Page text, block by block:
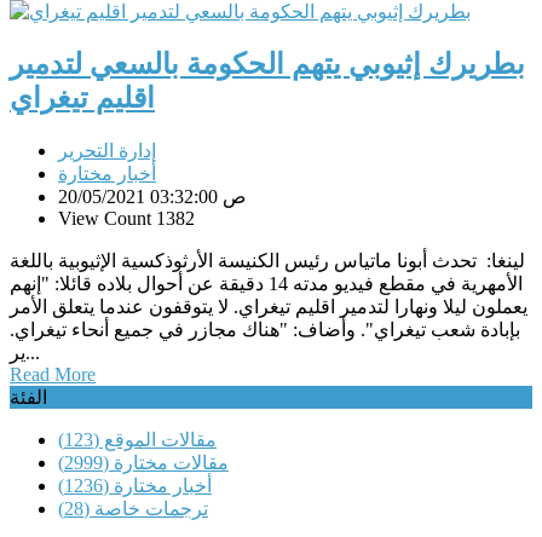
بطريرك إثيوبي يتهم الحكومة بالسعي لتدمير
اقليم تيغراي
إدارة التحرير
أخبار مختارة
20/05/2021 03:32:00 ص
View Count 1382
لينغا: تحدث أبونا ماتياس رئيس الكنيسة الأرثوذكسية الإثيوبية باللغة
الأمهرية في مقطع فيديو مدته 14 دقيقة عن أحوال بلاده قائلا: "إنهم
يعملون ليلا ونهارا لتدمير اقليم تيغراي. لا يتوقفون عندما يتعلق الأمر
بإبادة شعب تيغراي". وأضاف: "هناك مجازر في جميع أنحاء تيغراي.
ير...
Read More
الفئة
مقالات الموقع (123)
مقالات مختارة (2999)
أخبار مختارة (1236)
ترجمات خاصة (28)